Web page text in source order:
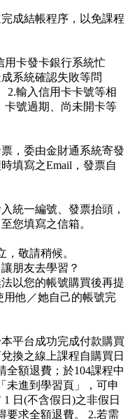
成結帳程序，以免課程
用卡發卡銀行系統忙
系統確認失敗等問
2.輸入信用卡卡號等相
卡號過期、尚未開卡等
，委由金財通系統寄發
填寫之Email，發票自
統一編號、發票抬頭，
您填寫之信箱。
敬請稍候。
朋友去學習？
以您的帳號購買後再提
他／她自己的帳號完
平台成功完成付款購買
換之線上課程自購買日
全額退費；於104課程中
未進到學習頁」，可申
日(不含假日)之非假日
要求全額退費。 2.若需